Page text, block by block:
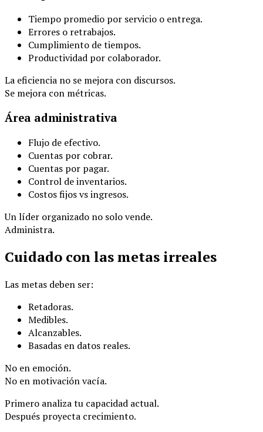
Tiempo promedio por servicio o entrega.
Errores o retrabajos.
Cumplimiento de tiempos.
Productividad por colaborador.
La eficiencia no se mejora con discursos.
Se mejora con métricas.
Área administrativa
Flujo de efectivo.
Cuentas por cobrar.
Cuentas por pagar.
Control de inventarios.
Costos fijos vs ingresos.
Un líder organizado no solo vende.
Administra.
Cuidado con las metas irreales
Las metas deben ser:
Retadoras.
Medibles.
Alcanzables.
Basadas en datos reales.
No en emoción.
No en motivación vacía.
Primero analiza tu capacidad actual.
Después proyecta crecimiento.